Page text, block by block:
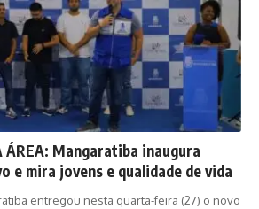
ÁREA: Mangaratiba inaugura
e mira jovens e qualidade de vida
entregou nesta quarta-feira (27) o novo